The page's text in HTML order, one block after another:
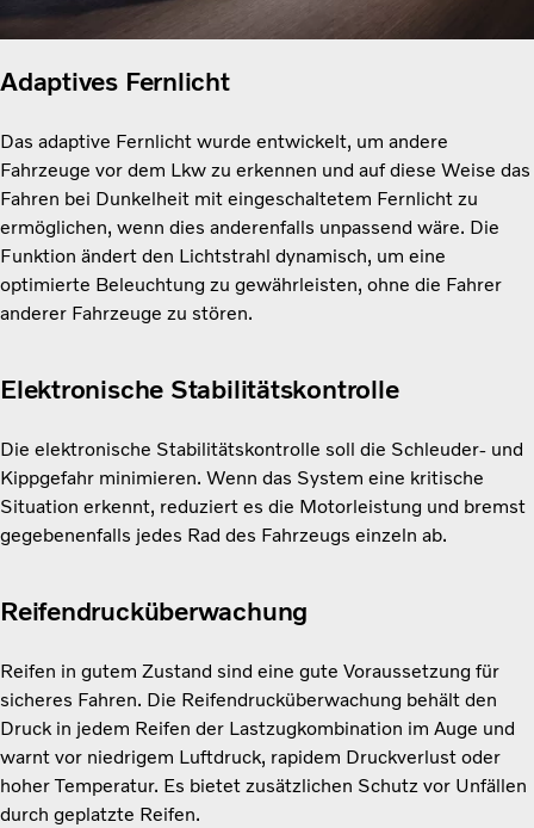
Adaptives Fernlicht
Das adaptive Fernlicht wurde entwickelt, um andere
Fahrzeuge vor dem Lkw zu erkennen und auf diese Weise das
Fahren bei Dunkelheit mit eingeschaltetem Fernlicht zu
ermöglichen, wenn dies anderenfalls unpassend wäre. Die
Funktion ändert den Lichtstrahl dynamisch, um eine
optimierte Beleuchtung zu gewährleisten, ohne die Fahrer
anderer Fahrzeuge zu stören.
Elektronische Stabilitätskontrolle
Die elektronische Stabilitätskontrolle soll die Schleuder- und
Kippgefahr minimieren. Wenn das System eine kritische
Situation erkennt, reduziert es die Motorleistung und bremst
gegebenenfalls jedes Rad des Fahrzeugs einzeln ab.
Reifendrucküberwachung
Reifen in gutem Zustand sind eine gute Voraussetzung für
sicheres Fahren. Die Reifendrucküberwachung behält den
Druck in jedem Reifen der Lastzugkombination im Auge und
warnt vor niedrigem Luftdruck, rapidem Druckverlust oder
hoher Temperatur. Es bietet zusätzlichen Schutz vor Unfällen
durch geplatzte Reifen.